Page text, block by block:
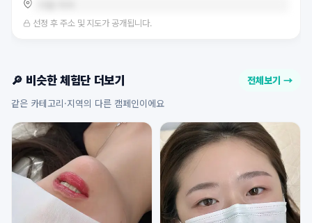
선정 후 주소 및 지도가 공개됩니다.
🔎 비슷한 체험단 더보기 전체보기 →
같은 카테고리·지역의 다른 캠페인이에요